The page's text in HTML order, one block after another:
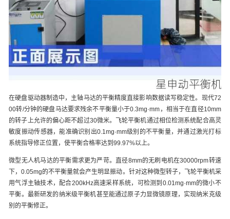
在硬盘驱动器制造中，主轴马达的平衡精度直接影响数据读写稳定性。现代72
00转/分钟的硬盘马达要求残余不平衡量小于0.3mg·mm，相当于在直径10mm
的转子上允许的偏心距不超过30微米。飞轮平衡机通过相位检测系统配合高灵
敏度振动传感器，能准确识别出0.1mg·mm级别的不平衡量，并通过激光打标
系统指导修正位置，使平衡合格率达到99.97%以上。
微型无人机马达的平衡需求更为严苛。直径8mm的无刷电机在30000rpm转速
下，0.05mg的不平衡量就会产生明显振动。针对这种微型转子，飞轮平衡机采
用气浮主轴技术，配合200kHz高速采样系统，可检测到0.01mg·mm的微小不
平衡。最新研发的纳米级平衡机甚至能通过原子力显微镜原理，实现纳米克级
别的平衡修正。